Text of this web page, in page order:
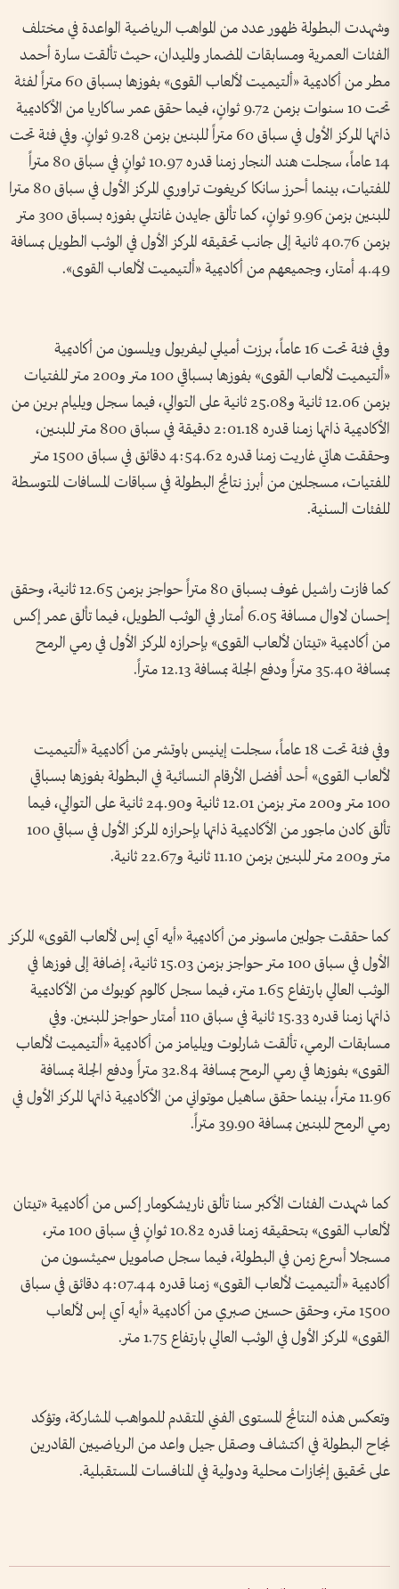
وشهدت البطولة ظهور عدد من المواهب الرياضية الواعدة في مختلف
الفئات العمرية ومسابقات المضمار والميدان، حيث تألقت سارة أحمد
مطر من أكاديمية «ألتيميت لألعاب القوى» بفوزها بسباق 60 متراً لفئة
تحت 10 سنوات بزمن 9.72 ثوانٍ، فيما حقق عمر ساكاريا من الأكاديمية
ذاتها المركز الأول في سباق 60 متراً للبنين بزمن 9.28 ثوانٍ. وفي فئة تحت
14 عاماً، سجلت هند النجار زمنا قدره 10.97 ثوانٍ في سباق 80 متراً
للفتيات، بينما أحرز سانكا كريغوت تراوري المركز الأول في سباق 80 مترا
للبنين بزمن 9.96 ثوانٍ، كما تألق جايدن غانتلي بفوزه بسباق 300 متر
بزمن 40.76 ثانية إلى جانب تحقيقه المركز الأول في الوثب الطويل بمسافة
4.49 أمتار، وجميعهم من أكاديمية «ألتيميت لألعاب القوى».
وفي فئة تحت 16 عاماً، برزت أميلي ليفربول ويلسون من أكاديمية
«ألتيميت لألعاب القوى» بفوزها بسباقي 100 متر و200 متر للفتيات
بزمن 12.06 ثانية و25.08 ثانية على التوالي، فيما سجل ويليام برين من
الأكاديمية ذاتها زمنا قدره 2:01.18 دقيقة في سباق 800 متر للبنين،
وحققت هاتي غاريت زمنا قدره 4:54.62 دقائق في سباق 1500 متر
للفتيات، مسجلين من أبرز نتائج البطولة في سباقات المسافات المتوسطة
للفئات السنية.
كما فازت راشيل غوف بسباق 80 متراً حواجز بزمن 12.65 ثانية، وحقق
إحسان لاوال مسافة 6.05 أمتار في الوثب الطويل، فيما تألق عمر إكس
من أكاديمية «تيتان لألعاب القوى» بإحرازه المركز الأول في رمي الرمح
بمسافة 35.40 متراً ودفع الجلة بمسافة 12.13 متراً.
وفي فئة تحت 18 عاماً، سجلت إينيس باوتشر من أكاديمية «ألتيميت
لألعاب القوى» أحد أفضل الأرقام النسائية في البطولة بفوزها بسباقي
100 متر و200 متر بزمن 12.01 ثانية و24.90 ثانية على التوالي، فيما
تألق كادن ماجور من الأكاديمية ذاتها بإحرازه المركز الأول في سباقي 100
متر و200 متر للبنين بزمن 11.10 ثانية و22.67 ثانية.
كما حققت جولين ماسونر من أكاديمية «أيه آي إس لألعاب القوى» المركز
الأول في سباق 100 متر حواجز بزمن 15.03 ثانية، إضافة إلى فوزها في
الوثب العالي بارتفاع 1.65 متر، فيما سجل كالوم كوبوك من الأكاديمية
ذاتها زمنا قدره 15.33 ثانية في سباق 110 أمتار حواجز للبنين. وفي
مسابقات الرمي، تألقت شارلوت ويليامز من أكاديمية «ألتيميت لألعاب
القوى» بفوزها في رمي الرمح بمسافة 32.84 متراً ودفع الجلة بمسافة
11.96 متراً، بينما حقق ساهيل موتواني من الأكاديمية ذاتها المركز الأول في
رمي الرمح للبنين بمسافة 39.90 متراً.
كما شهدت الفئات الأكبر سنا تألق ناريشكومار إكس من أكاديمية «تيتان
لألعاب القوى» بتحقيقه زمنا قدره 10.82 ثوانٍ في سباق 100 متر،
مسجلا أسرع زمن في البطولة، فيما سجل صامويل سميثسون من
أكاديمية «ألتيميت لألعاب القوى» زمنا قدره 4:07.44 دقائق في سباق
1500 متر، وحقق حسين صبري من أكاديمية «أيه آي إس لألعاب
القوى» المركز الأول في الوثب العالي بارتفاع 1.75 متر.
وتعكس هذه النتائج المستوى الفني المتقدم للمواهب المشاركة، وتؤكد
نجاح البطولة في اكتشاف وصقل جيل واعد من الرياضيين القادرين
على تحقيق إنجازات محلية ودولية في المنافسات المستقبلية.